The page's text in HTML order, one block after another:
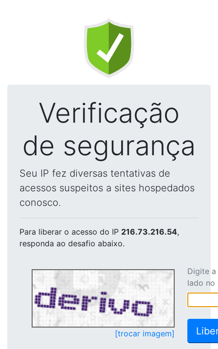
Verificação
de segurança
Seu IP fez diversas tentativas de
acessos suspeitos a sites hospedados
conosco.
Para liberar o acesso do IP 216.73.216.54,
responda ao desafio abaixo.
[trocar imagem]
Digite
lado no